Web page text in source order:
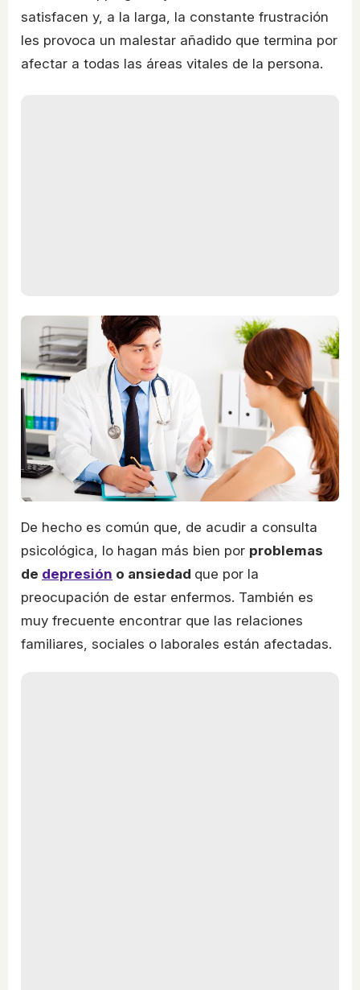
satisfacen y, a la larga, la constante frustración
les provoca un malestar añadido que termina por
afectar a todas las áreas vitales de la persona.
De hecho es común que, de acudir a consulta
psicológica, lo hagan más bien por problemas
de depresión o ansiedad que por la
preocupación de estar enfermos. También es
muy frecuente encontrar que las relaciones
familiares, sociales o laborales están afectadas.